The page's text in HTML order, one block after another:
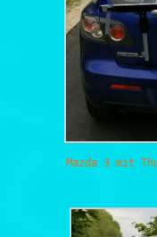
Mazda 3 mit